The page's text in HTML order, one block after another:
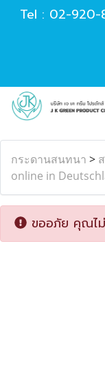
Tel : 02-920-
กระดานสนทนา >
online in
ขออภัย คุณไม่